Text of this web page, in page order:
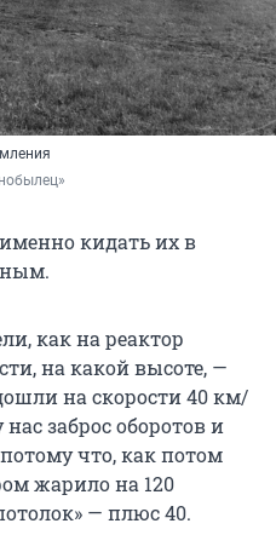
кидать их в
как на реактор
на какой высоте, —
на скорости 40 км/
заброс оборотов и
что, как потом
жарило на 120
— плюс 40.